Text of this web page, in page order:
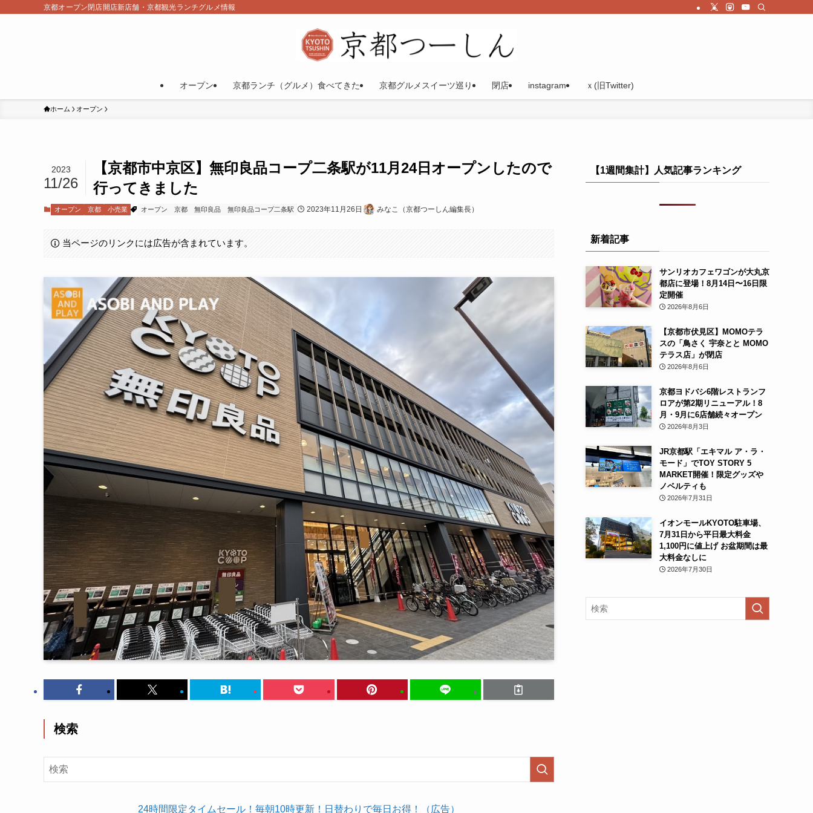
京都オープン閉店開店新店舗・京都観光ランチグルメ情報
オープン 京都ランチ（グルメ）食べてきた 京都グルメスイーツ巡り 閉店 instagram ｘ(旧Twitter)
ホーム オープン
【京都市中京区】無印良品コープ二条駅が11月24日オープンしたので
行ってきました
2023
11/26
オープン 京都 小売業 オープン 京都 無印良品 無印良品コープ二条駅 2023年11月26日 みなこ（京都つーしん編集長）
当ページのリンクには広告が含まれています。
検索
24時間限定タイムセール！毎朝10時更新！日替わりで毎日お得！（広告）
【1週間集計】人気記事ランキング
新着記事
サンリオカフェワゴンが大丸京
都店に登場！8月14日〜16日限
定開催
2026年8月6日
【京都市伏見区】MOMOテラ
スの「鳥さく 宇奈とと MOMO
テラス店」が閉店
2026年8月6日
京都ヨドバシ6階レストランフ
ロアが第2期リニューアル！8
月・9月に6店舗続々オープン
2026年8月3日
JR京都駅「エキマル ア・ラ・
モード」でTOY STORY 5
MARKET開催！限定グッズや
ノベルティも
2026年7月31日
イオンモールKYOTO駐車場、
7月31日から平日最大料金
1,100円に値上げ お盆期間は最
大料金なしに
2026年7月30日